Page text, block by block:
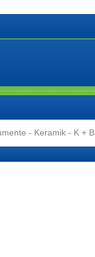
- Keramik - K + B